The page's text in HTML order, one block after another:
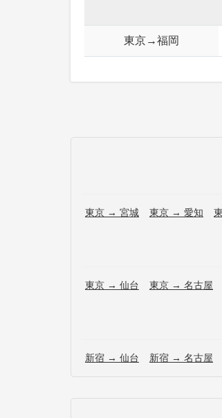
東京→福岡
東京 → 宮城 東京 → 愛知
東京 → 仙台 東京 → 名古屋
新宿 → 仙台 新宿 → 名古屋